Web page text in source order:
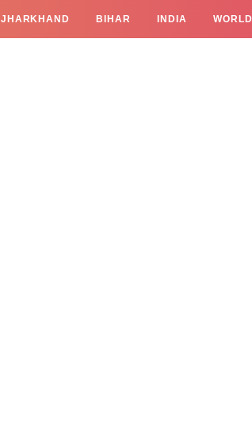
JHARKHAND BIHAR INDIA WORLD